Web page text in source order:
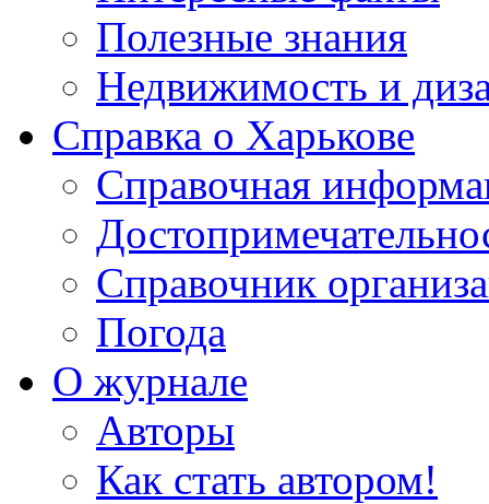
Полезные знания
Недвижимость и
Справка о Харькове
Справочная
Справочник
Погода
О журнале
Авторы
Как стать автором!